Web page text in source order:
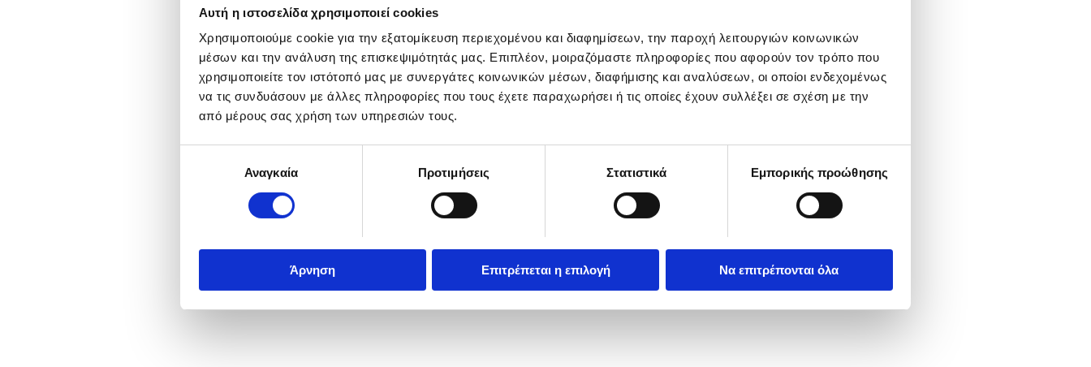
Αυτή η ιστοσελίδα χρησιμοποιεί cookies
Χρησιμοποιούμε cookie για την εξατομίκευση περιεχομένου και διαφημίσεων, την παροχή λειτουργιών κοινωνικών
μέσων και την ανάλυση της επισκεψιμότητάς μας. Επιπλέον, μοιραζόμαστε πληροφορίες που αφορούν τον τρόπο που
χρησιμοποιείτε τον ιστότοπό μας με συνεργάτες κοινωνικών μέσων, διαφήμισης και αναλύσεων, οι οποίοι ενδεχομένως
να τις συνδυάσουν με άλλες πληροφορίες που τους έχετε παραχωρήσει ή τις οποίες έχουν συλλέξει σε σχέση με την
από μέρους σας χρήση των υπηρεσιών τους.
συγκατάθεσηςΑναγκαία Προτιμήσεις Στατιστικά Εμπορικής προώθησης
Άρνηση Επιτρέπεται η επιλογή Να επιτρέπονται όλα